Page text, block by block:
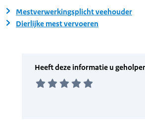
Mestverwerkingsplicht veehouder
Dierlijke mest vervoeren